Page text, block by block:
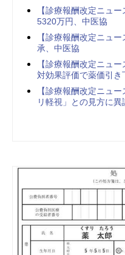
【診療報酬改定ニュ
5320万円、中医協
【診療報酬改定ニュ
承、中医協
【診療報酬改定ニュ
対効果評価で薬価引き
【診療報酬改定ニュ
リ軽視」との見方に